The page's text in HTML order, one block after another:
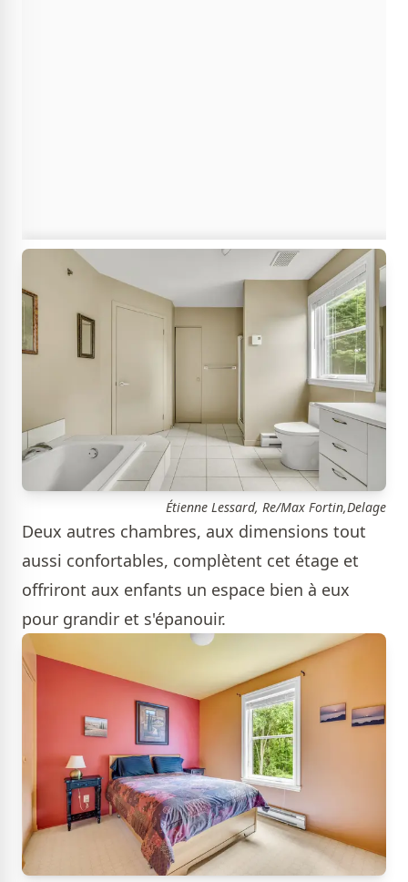
Étienne Lessard, Re/Max Fortin,Delage
Deux autres chambres, aux dimensions tout
aussi confortables, complètent cet étage et
offriront aux enfants un espace bien à eux
pour grandir et s'épanouir.